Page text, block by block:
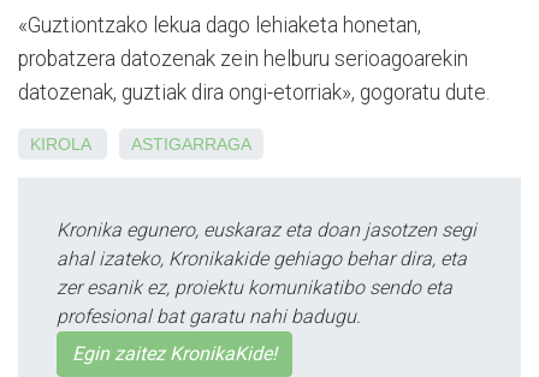
«Guztiontzako lekua dago lehiaketa honetan,
probatzera datozenak zein helburu serioagoarekin
datozenak, guztiak dira ongi-etorriak», gogoratu dute.
KIROLA ASTIGARRAGA
Kronika egunero, euskaraz eta doan jasotzen segi
ahal izateko, Kronikakide gehiago behar dira, eta
zer esanik ez, proiektu komunikatibo sendo eta
profesional bat garatu nahi badugu.
Egin zaitez KronikaKide!